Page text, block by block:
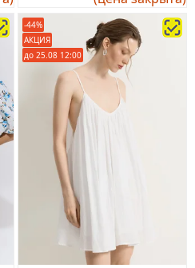
-44%
АКЦИЯ
до 25.08 12:00